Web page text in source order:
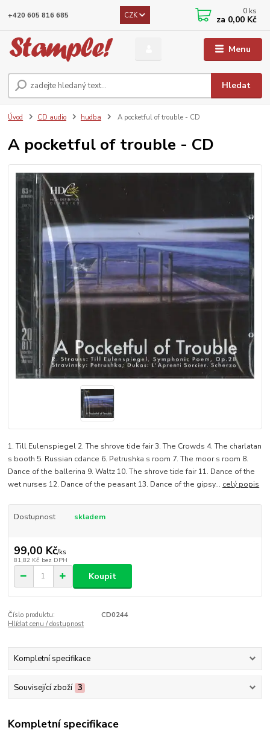
Menu
CZK
Hledat
+420 605 816 685 0 ks
za 0,00 Kč
Úvod CD audio hudba A pocketful of trouble - CD
A pocketful of trouble - CD
1. Till Eulenspiegel 2. The shrove tide fair 3. The Crowds 4. The charlatan
s booth 5. Russian cdance 6. Petrushka s room 7. The moor s room 8.
Dance of the ballerina 9. Waltz 10. The shrove tide fair 11. Dance of the
wet nurses 12. Dance of the peasant 13. Dance of the gipsy... celý popis
Dostupnost skladem
99,00 Kč/ks
81,82 Kč bez DPH
Koupit
Číslo produktu:
CD0244
Hlídat cenu / dostupnost
Kompletní specifikace
Související zboží 3
Kompletní specifikace